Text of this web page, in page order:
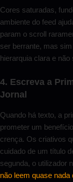
Cores saturadas,
ambiente do feed
param o scroll
ser berrante, mas
hierarquia clara e
4. Escreva a
Jornal
Quando há texto, a
prometer um
crença. Os criativos
cuidado de um título
segunda, o utilizador
não leem quase